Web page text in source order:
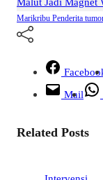
Marikribu Penderita
Mail
Related Posts